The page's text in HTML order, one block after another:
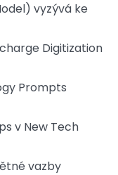
vyzývá ke
Digitization
Prompts
v New Tech
vazby